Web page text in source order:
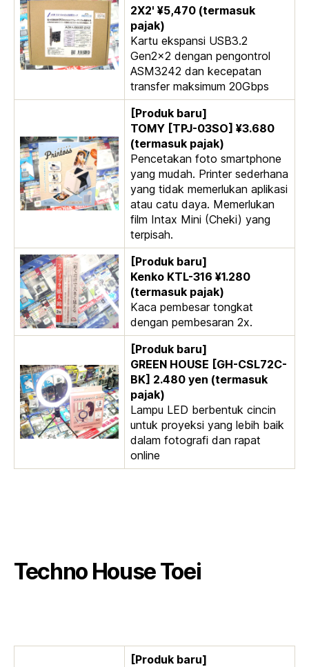
2X2' ¥5,470 (termasuk
pajak)
Kartu ekspansi USB3.2
Gen2x2 dengan pengontrol
ASM3242 dan kecepatan
transfer maksimum 20Gbps
[Produk baru]
TOMY [TPJ-03SO] ¥3.680
(termasuk pajak)
Pencetakan foto smartphone
yang mudah. Printer sederhana
yang tidak memerlukan aplikasi
atau catu daya. Memerlukan
film Intax Mini (Cheki) yang
terpisah.
[Produk baru]
Kenko KTL-316 ¥1.280
(termasuk pajak)
Kaca pembesar tongkat
dengan pembesaran 2x.
[Produk baru]
GREEN HOUSE [GH-CSL72C-
BK] 2.480 yen (termasuk
pajak)
Lampu LED berbentuk cincin
untuk proyeksi yang lebih baik
dalam fotografi dan rapat
online
Techno House Toei
[Produk baru]